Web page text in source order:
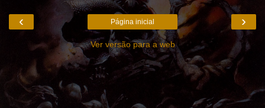
‹ ›
Página inicial
Ver versão para a web